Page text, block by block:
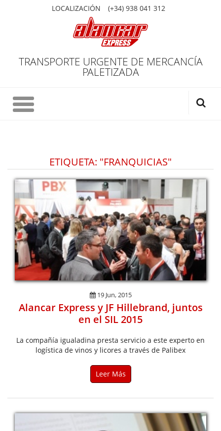
LOCALIZACIÓN (+34) 938 041 312
TRANSPORTE URGENTE DE MERCANCÍA
PALETIZADA
ETIQUETA: "FRANQUICIAS"
19 Jun, 2015
Alancar Express y JF Hillebrand, juntos
en el SIL 2015
La compañía igualadina presta servicio a este experto en
logística de vinos y licores a través de Palibex
Leer Más